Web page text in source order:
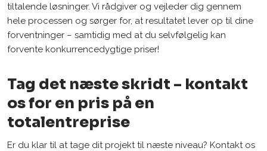
tiltalende løsninger. Vi rådgiver og vejleder dig gennem
hele processen og sørger for, at resultatet lever op til dine
forventninger – samtidig med at du selvfølgelig kan
forvente konkurrencedygtige priser!
Tag det næste skridt – kontakt
os for en pris på en
totalentreprise
Er du klar til at tage dit projekt til næste niveau? Kontakt os